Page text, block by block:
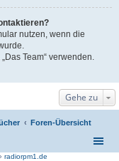
nutzen, wenn die
Team“ verwenden.
Gehe zu
Foren-Übersicht
radiorpm1.de